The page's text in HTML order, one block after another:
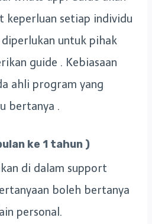
keperluan setiap individu
diperlukan untuk pihak
guide . Kebiasaan
ahli program yang
bertanya .
ke 1 tahun )
di dalam support
boleh bertanya
personal.